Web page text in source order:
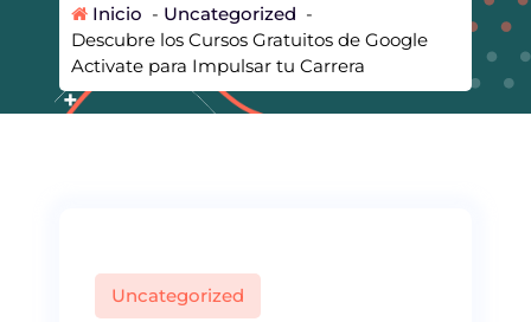
Inicio - Uncategorized -
Descubre los Cursos Gratuitos de Google
Activate para Impulsar tu Carrera
Uncategorized